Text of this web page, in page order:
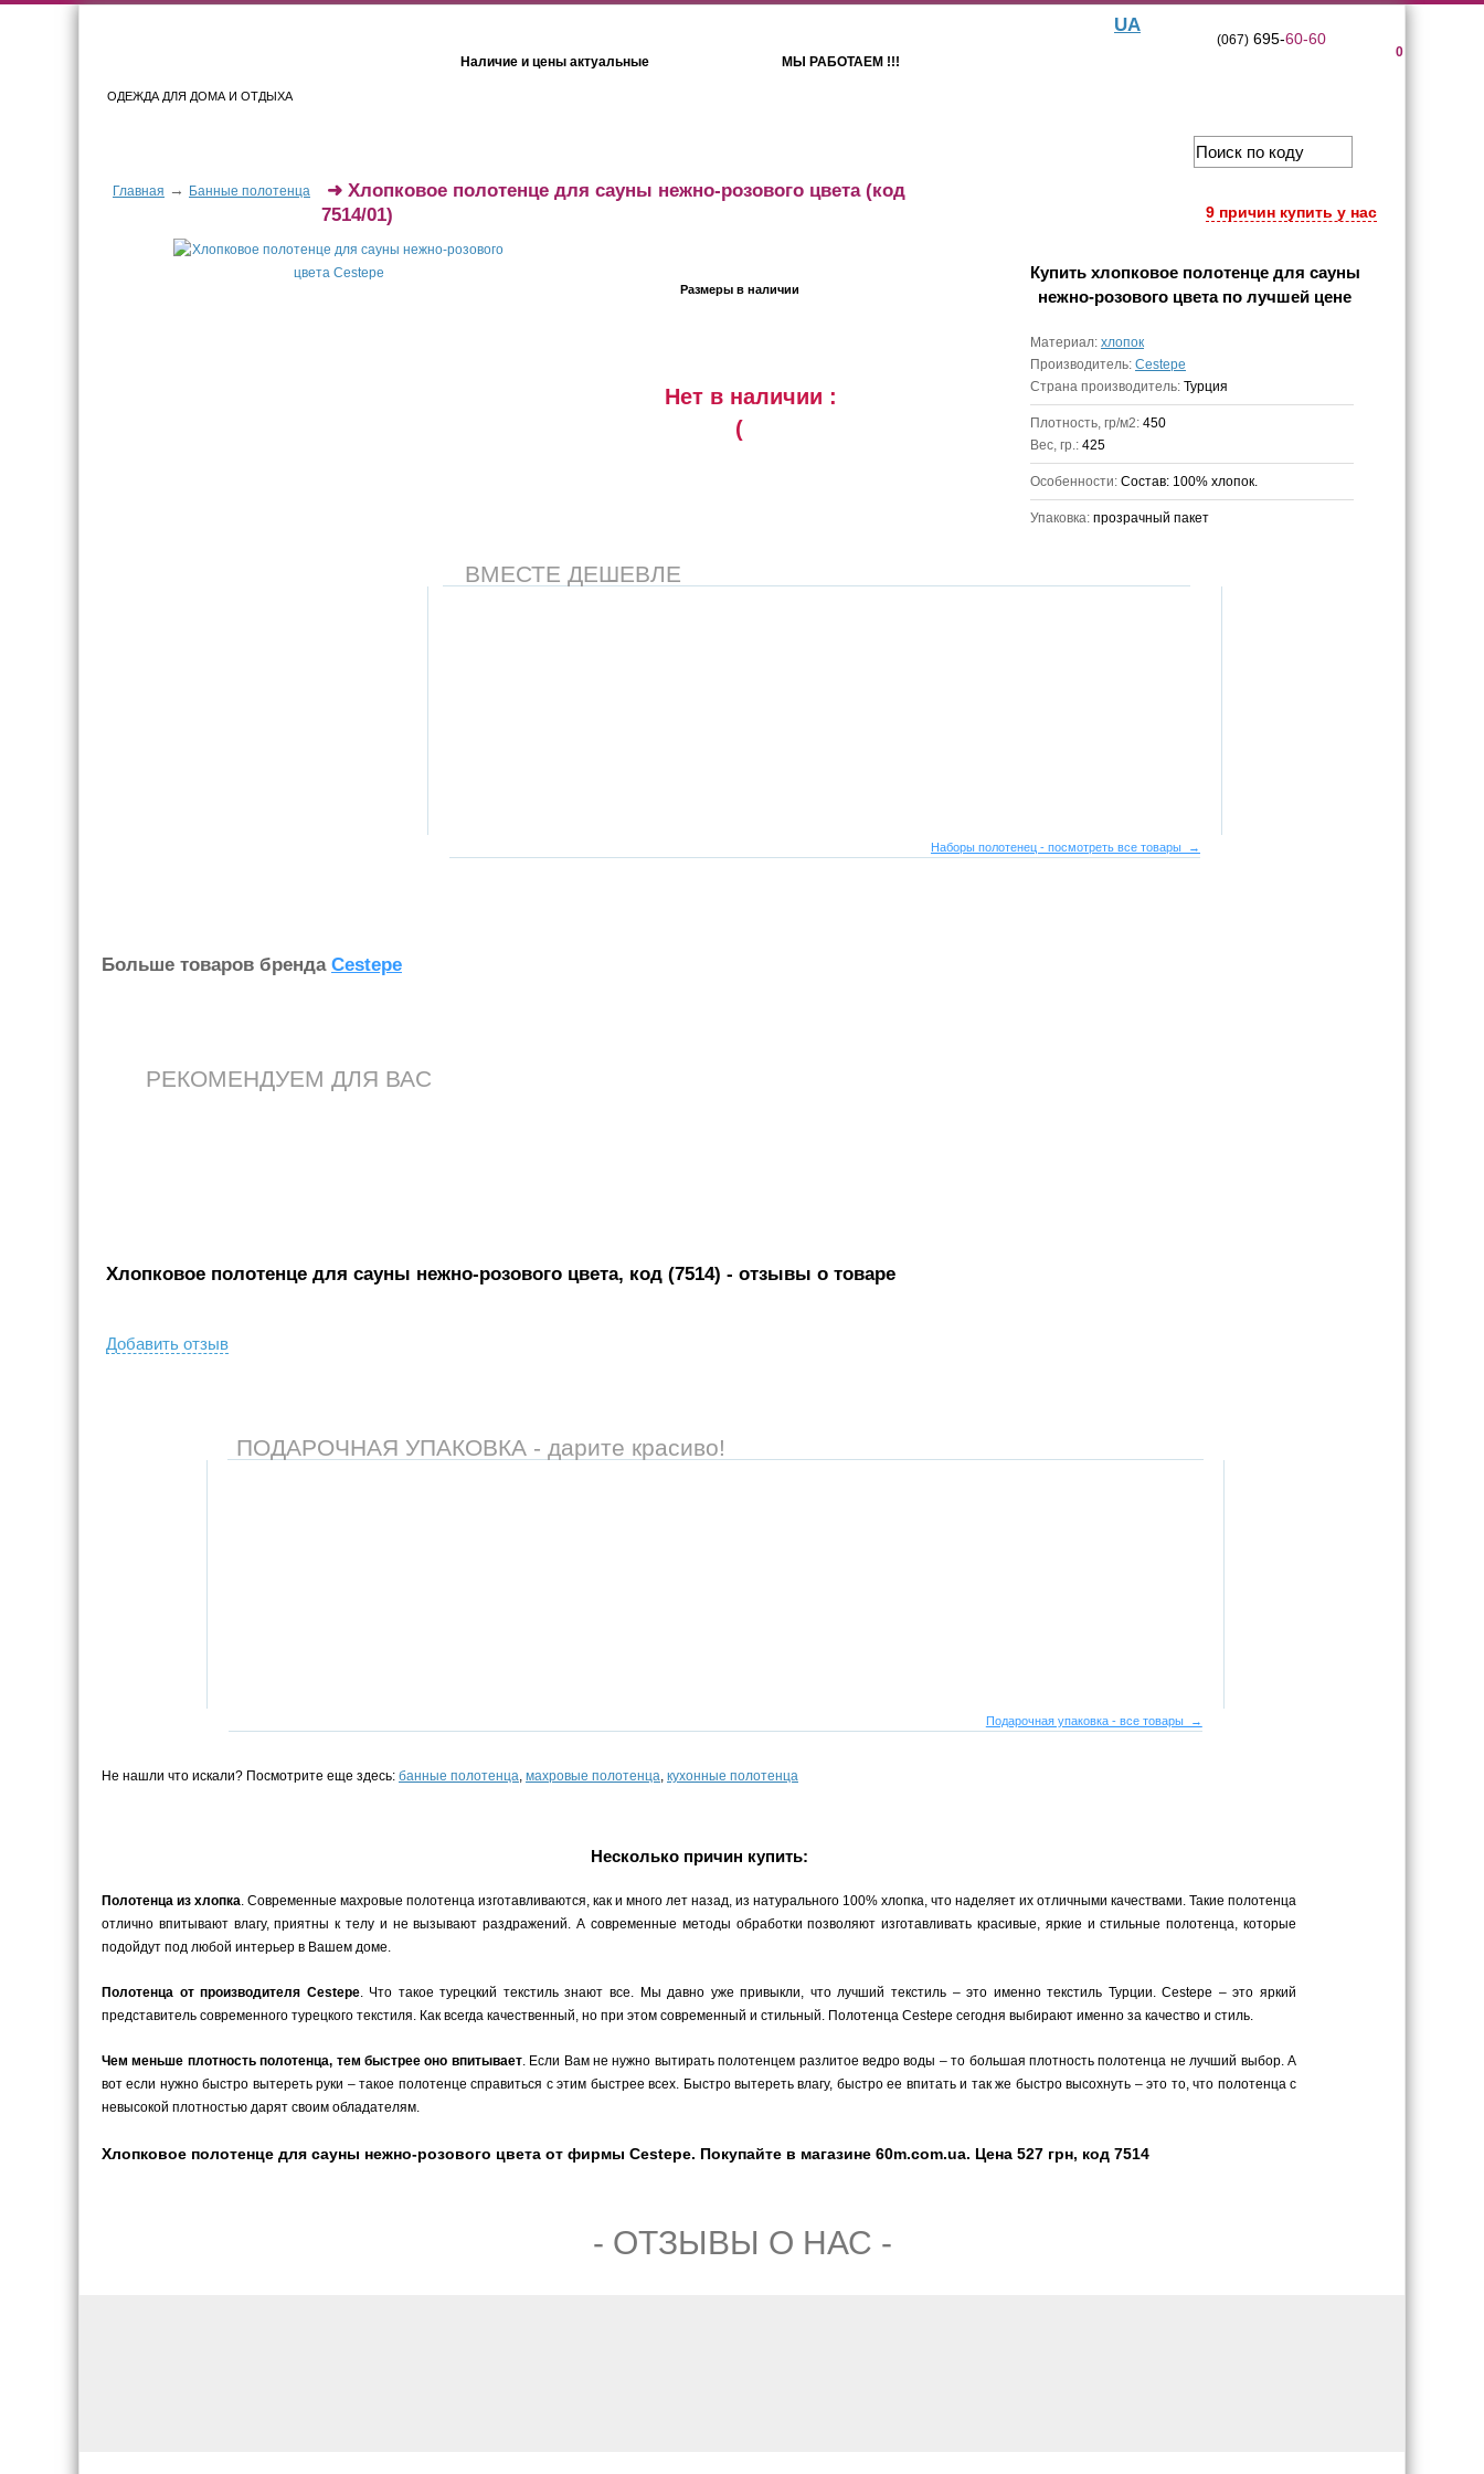
ОДЕЖДА ДЛЯ ДОМА И ОТДЫХА
Наличие и цены актуальные МЫ РАБОТАЕМ !!!
UA
0
(067)695-60-60
Главная → Банные полотенца
9 причин купить у нас
➜ Хлопковое полотенце для сауны нежно-розового цвета(код
7514/01)
Размеры в наличии
Нет в наличии :
(
Купить хлопковое полотенце для сауны
нежно-розового цветапо лучшей цене
Материал: хлопок
Производитель: Cestepe
Страна производитель: Турция
Плотность, гр/м2: 450
Вес, гр.: 425
Особенности: Состав: 100% хлопок.
Упаковка: прозрачный пакет
ВМЕСТЕ ДЕШЕВЛЕ
Наборы полотенец - посмотреть все товары →
Больше товаров бренда Cestepe
РЕКОМЕНДУЕМ ДЛЯ ВАС
Хлопковое полотенце для сауны нежно-розового цвета, код (7514) - отзывы о товаре
Добавить отзыв
ПОДАРОЧНАЯ УПАКОВКА - дарите красиво!
Подарочная упаковка - все товары →
Не нашли что искали? Посмотрите еще здесь: банные полотенца, махровые полотенца, кухонные полотенца
Несколько причин купить:
Полотенца из хлопка. Современные махровые полотенца изготавливаются, как и много лет назад, из натурального 100% хлопка, что наделяет их отличными качествами. Такие полотенца
отлично впитывают влагу, приятны к телу и не вызывают раздражений. А современные методы обработки позволяют изготавливать красивые, яркие и стильные полотенца, которые
подойдут под любой интерьер в Вашем доме.
Полотенца от производителя Cestepe. Что такое турецкий текстиль знают все. Мы давно уже привыкли, что лучший текстиль – это именно текстиль Турции. Cestepe – это яркий
представитель современного турецкого текстиля. Как всегда качественный, но при этом современный и стильный. Полотенца Cestepe сегодня выбирают именно за качество и стиль.
Чем меньше плотность полотенца, тем быстрее оно впитывает. Если Вам не нужно вытирать полотенцем разлитое ведро воды – то большая плотность полотенца не лучший выбор. А
вот если нужно быстро вытереть руки – такое полотенце справиться с этим быстрее всех. Быстро вытереть влагу, быстро ее впитать и так же быстро высохнуть – это то, что полотенца с
невысокой плотностью дарят своим обладателям.
Хлопковое полотенце для сауны нежно-розового цвета от фирмы Cestepe. Покупайте в магазине 60m.com.ua. Цена 527 грн, код 7514
- ОТЗЫВЫ О НАС -